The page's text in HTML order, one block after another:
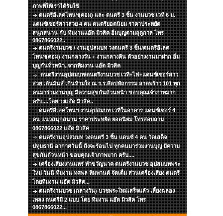
ภาพที่ให้เราได้รับใช้
ดนตรีอีเลคโทนฯ(คอม) และ ดนตรี 3 ชิ้น งานบวช เวที 6 ม.
แดนซ์เซอร์สาวสวย 4 คน ดนตรียอดนิยม ราคาประหยัด
สนุกสนาน กับ ทีมงานแอ๊ด มิวสิค อิ่มบุญตามฤดูกาล โทร
0867866022..
ดนตรีงานบวช / งานอุปสมบท วงดนตรี 3 ชิ้น/ดนตรีอีเลค
โทนฯ(คอม) งานกลางวัน + งานกลางคืน ตัวอย่างงานมาฝาก อิ่ม
บุญกันทั่วหน้า..จากทีมงาน แอ๊ด มิวสิค
ดนตรีงานอุปสมบท/ดนตรีงานบวช เวที+ไฟ+แดนซ์เซอร์สาว
สวย เต้นมันส์ เกินห้ามใจ ณ ร.ร.ศิลปหัถกรรม ลาดพร้าว 101 ทุก
คนมาร่วมงานบุญ มีความสุขกันถ้วนหน้า ขอบคุณเจ้าภาพมาก
ครับ....โดย วงแอ๊ด มิวสิค..
ดนตรีอีเลคโทนฯ งานอุปสมบท เวทีในอาคาร แดนซ์เซอร์ 4
คน แนวสนุกสนาน ราคาประหยัด ยอดนิยม โทรสอบถาม
0867866022 แอ๊ด มิวสิค
ดนตรีงานอุปสมบท วงดนตรี 3 ชิ้น แดนซ์ 4 คน วัดเสด็จ
ปทุมธานี อากาศวันนี้ ถึงจะร้อนไป ทุกคนมาร่วมงานบุญ มีความ
สุขกันถ้วนหน้า ขอบคุณเจ้าภาพมาก ครับ....
เครื่องเสียงงานแหร่ ทำขวัญนาค ดนตรีงานบวช อุปสมบทพระ
ใหม่ วันนี ทีมงาน ทศพล หิมพานต์ จัดเต็ม ส่วนเครื่องเสียง ดนตรี
โดยทีมงาน แอ๊ด มิวสิค...
ดนตรีงานบวช (กลางวัน) บวชพระใหม่เสร็จแล้ว เลี้ยงฉลอง
เพลง ดนตรีมี 2 แบบ โดย ทีมงาน แอ๊ด มิวสิค โทร
0867866022...